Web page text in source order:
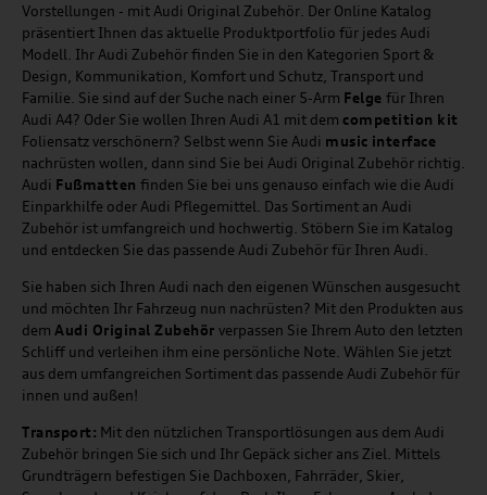
Vorstellungen - mit Audi Original Zubehör. Der Online Katalog
präsentiert Ihnen das aktuelle Produktportfolio für jedes Audi
Modell. Ihr Audi Zubehör finden Sie in den Kategorien Sport &
Design, Kommunikation, Komfort und Schutz, Transport und
Familie. Sie sind auf der Suche nach einer 5-Arm Felge für Ihren
Audi A4? Oder Sie wollen Ihren Audi A1 mit dem competition kit
Foliensatz verschönern? Selbst wenn Sie Audi music interface
nachrüsten wollen, dann sind Sie bei Audi Original Zubehör richtig.
Audi Fußmatten finden Sie bei uns genauso einfach wie die Audi
Einparkhilfe oder Audi Pflegemittel. Das Sortiment an Audi
Zubehör ist umfangreich und hochwertig. Stöbern Sie im Katalog
und entdecken Sie das passende Audi Zubehör für Ihren Audi.
Sie haben sich Ihren Audi nach den eigenen Wünschen ausgesucht
und möchten Ihr Fahrzeug nun nachrüsten? Mit den Produkten aus
dem Audi Original Zubehör verpassen Sie Ihrem Auto den letzten
Schliff und verleihen ihm eine persönliche Note. Wählen Sie jetzt
aus dem umfangreichen Sortiment das passende Audi Zubehör für
innen und außen!
Transport: Mit den nützlichen Transportlösungen aus dem Audi
Zubehör bringen Sie sich und Ihr Gepäck sicher ans Ziel. Mittels
Grundträgern befestigen Sie Dachboxen, Fahrräder, Skier,